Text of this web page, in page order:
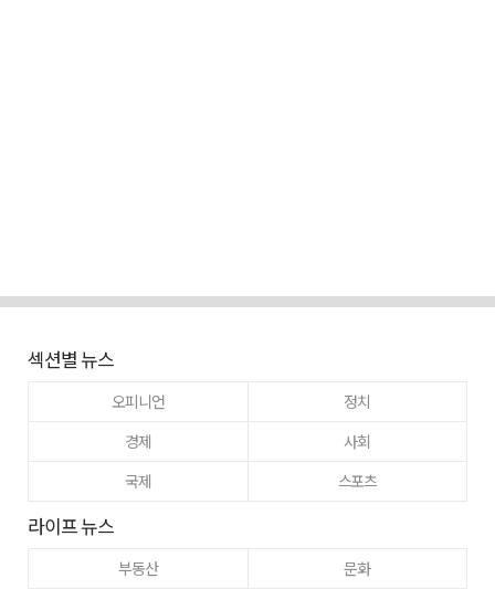
섹션별 뉴스
오피니언
정치
경제
사회
국제
스포츠
라이프 뉴스
부동산 문화